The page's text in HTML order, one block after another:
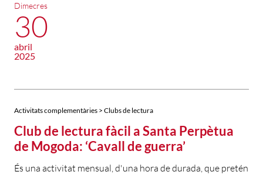
Dimecres
30
abril
2025
Activitats complementàries > Clubs de lectura
Club de lectura fàcil a Santa Perpètua
de Mogoda: ‘Cavall de guerra’
És una activitat mensual, d'una hora de durada, que pretén